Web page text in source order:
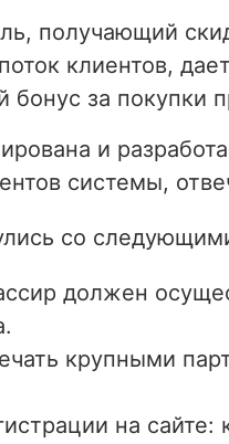
получающий
клиентов,
за покупки
и
системы,
со
должен
крупными
на